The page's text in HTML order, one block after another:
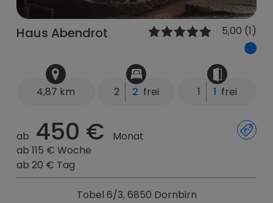
Haus Abendrot 5,00 (1)
4,87 km 2 2 frei 1 1 frei
ab 450 €
Monat
ab 115 € Woche
ab 20 € Tag
Tobel 6/3, 6850 Dornbirn